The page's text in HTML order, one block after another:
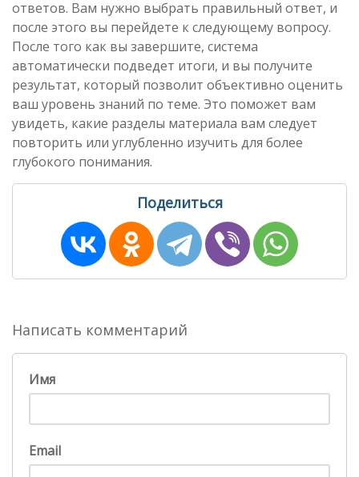
ответов. Вам нужно выбрать правильный ответ, и
после этого вы перейдете к следующему вопросу.
После того как вы завершите, система
автоматически подведет итоги, и вы получите
результат, который позволит объективно оценить
ваш уровень знаний по теме. Это поможет вам
увидеть, какие разделы материала вам следует
повторить или углубленно изучить для более
глубокого понимания.
Поделиться
Написать комментарий
Имя
Email